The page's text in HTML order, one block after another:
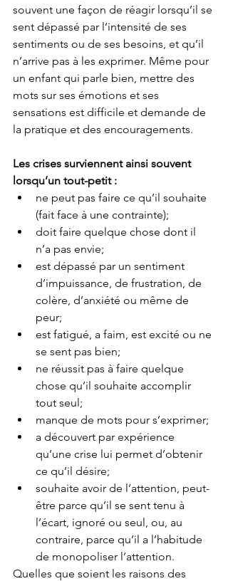
souvent une façon de réagir lorsqu’il se
sent dépassé par l’intensité de ses
sentiments ou de ses besoins, et qu’il
n’arrive pas à les exprimer. Même pour
un enfant qui parle bien, mettre des
mots sur ses émotions et ses
sensations est difficile et demande de
la pratique et des encouragements.
Les crises surviennent ainsi souvent
lorsqu’un tout-petit :
ne peut pas faire ce qu’il souhaite
(fait face à une contrainte);
doit faire quelque chose dont il
n’a pas envie;
est dépassé par un sentiment
d’impuissance, de frustration, de
colère, d’anxiété ou même de
peur;
est fatigué, a faim, est excité ou ne
se sent pas bien;
ne réussit pas à faire quelque
chose qu’il souhaite accomplir
tout seul;
manque de mots pour s’exprimer;
a découvert par expérience
qu’une crise lui permet d’obtenir
ce qu’il désire;
souhaite avoir de l’attention, peut-
être parce qu’il se sent tenu à
l’écart, ignoré ou seul, ou, au
contraire, parce qu’il a l’habitude
de monopoliser l’attention.
Quelles que soient les raisons des